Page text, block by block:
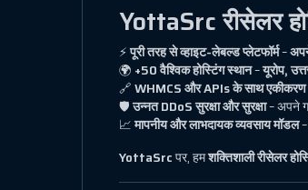
YottaSrc रीसेलर
⚡पूरी तरह से व्हाइट-लेबल्ड प्लेटफॉर्म–
🌍 +50 वैश्विक होस्टिंग स्थान–यूरोप,
🔗WHMCS और APIs के साथ एकीकरण
🛡उन्नत DDoS सुरक्षा और सुरक्षा– अपने
📈मापनीय और लाभदायक व्यवसाय मॉडल
YottaSrcपर, हमशक्तिशाली रीसेलर